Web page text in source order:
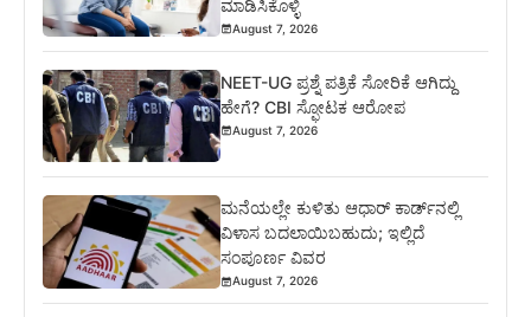
ಮಾಡಿಸಿಕೊಳ್ಳಿ
August 7, 2026
NEET-UG ಪ್ರಶ್ನೆ ಪತ್ರಿಕೆ ಸೋರಿಕೆ ಆಗಿದ್ದು
ಹೇಗೆ? CBI ಸ್ಫೋಟಕ ಆರೋಪ
August 7, 2026
ಮನೆಯಲ್ಲೇ ಕುಳಿತು ಆಧಾರ್ ಕಾರ್ಡ್‌ನಲ್ಲಿ
ವಿಳಾಸ ಬದಲಾಯಿಬಹುದು; ಇಲ್ಲಿದೆ
ಸಂಪೂರ್ಣ ವಿವರ
August 7, 2026